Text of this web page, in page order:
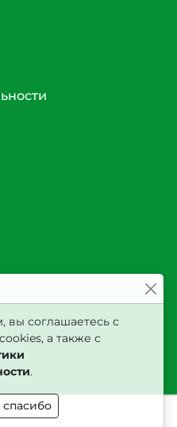
вы соглашаетесь с
а также с
.
спасибо